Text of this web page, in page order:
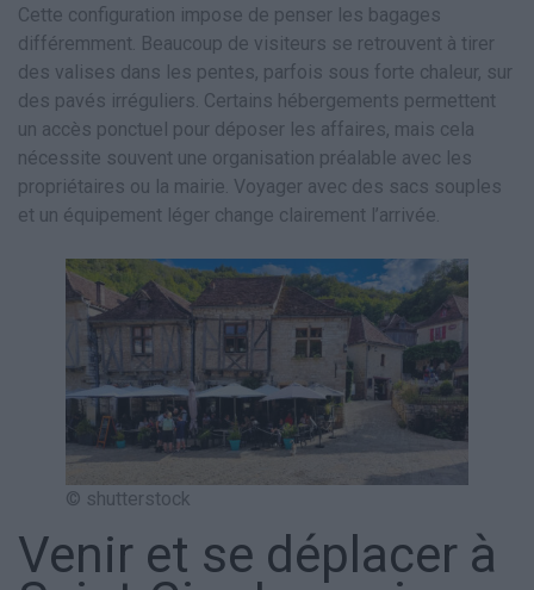
Cette configuration impose de penser les bagages
différemment. Beaucoup de visiteurs se retrouvent à tirer
des valises dans les pentes, parfois sous forte chaleur, sur
des pavés irréguliers. Certains hébergements permettent
un accès ponctuel pour déposer les affaires, mais cela
nécessite souvent une organisation préalable avec les
propriétaires ou la mairie. Voyager avec des sacs souples
et un équipement léger change clairement l’arrivée.
© shutterstock
Venir et se déplacer à